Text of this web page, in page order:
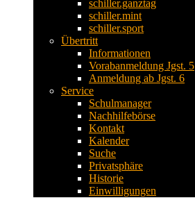
schiller.ganztag
schiller.mint
schiller.sport
Übertritt
Informationen
Vorabanmeldung Jgst. 5
Anmeldung ab Jgst. 6
Service
Schulmanager
Nachhilfebörse
Kontakt
Kalender
Suche
Privatsphäre
Historie
Einwilligungen